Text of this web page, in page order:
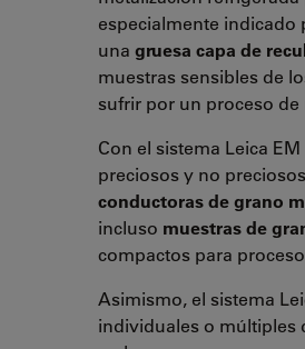
especialmente indicado
una gruesa capa de
muestras sensibles de
sufrir por un proceso
Con el sistema Leica
preciosos y no
conductoras de grano
incluso muestras de
compactos para
Asimismo, el sistema
individuales o múltiples